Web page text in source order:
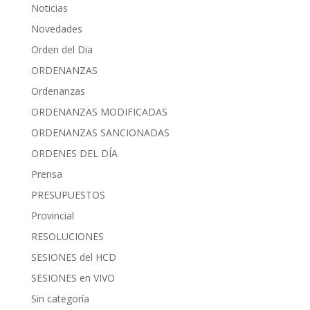
Noticias
Novedades
Orden del Dia
ORDENANZAS
Ordenanzas
ORDENANZAS MODIFICADAS
ORDENANZAS SANCIONADAS
ORDENES DEL DÍA
Prensa
PRESUPUESTOS
Provincial
RESOLUCIONES
SESIONES del HCD
SESIONES en VIVO
Sin categoría